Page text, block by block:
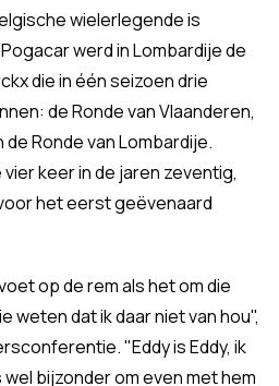
wielerlegende is
werd in Lombardije de
die in één seizoen drie
de Ronde van Vlaanderen,
Ronde van Lombardije.
keer in de jaren zeventig,
het eerst geëvenaard
op de rem als het om die
weten dat ik daar niet van hou",
"Eddy is Eddy, ik
bijzonder om even met hem